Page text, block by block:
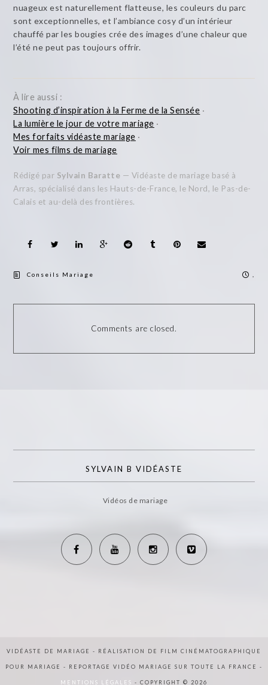
nuageux est naturellement flatteuse, les couleurs du parc
sont exceptionnelles, et l’ambiance cosy d’un intérieur
chauffé par les bougies crée des images d’une chaleur que
l’été ne peut pas toujours offrir.
À lire aussi :
Shooting d’inspiration à la Ferme de la Sensée ·
La lumière le jour de votre mariage ·
Mes forfaits vidéaste mariage ·
Voir mes films de mariage
Rédigé par Sylvain Baratte — Vidéaste de mariage basé à
Arras, spécialisé dans les Hauts-de-France, le Nord, le Pas-de-
Calais et au-delà des frontières.
Conseils Mariage
Comments are closed.
SYLVAIN B VIDÉASTE
Vidéos de mariage
VIDÉASTE DE MARIAGE - RÉALISATION DE FILM CINÉMATOGRAPHIQUE
POUR MARIAGE - REPORTAGE VIDÉO MARIAGE SUR TOUTE LA FRANCE -
MENTIONS LÉGALES - COPYRIGHT © 2026